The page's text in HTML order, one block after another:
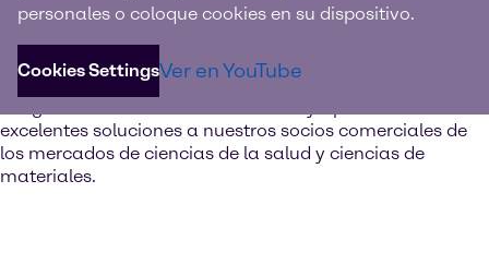
personales o coloque cookies en su dispositivo.
Cookies SettingsVer en YouTube
Su proveedor de soluciones e innovación para productos
Descubra nuestros servicios con valor agregado. Nuestra
excelentes soluciones a nuestros socios comerciales de
los mercados de ciencias de la salud y ciencias de
materiales.